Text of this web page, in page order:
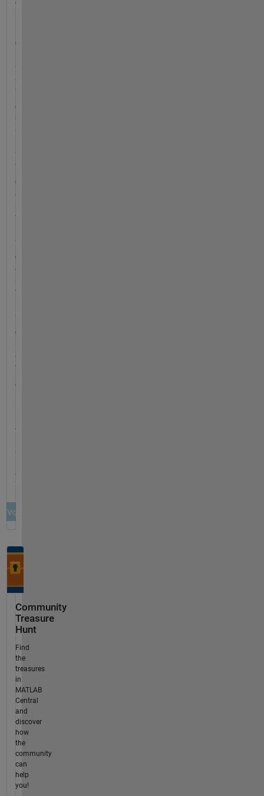
Community
Treasure
Hunt
Find
the
treasures
in
MATLAB
Central
and
discover
how
the
community
can
help
you!